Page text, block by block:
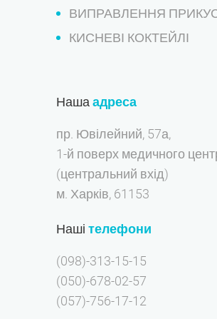
ВИПРАВЛЕННЯ
КИСНЕВІ КОКТЕЙЛІ
Наша адреса
пр. Ювілейний, 57а,
1-й поверх медичного
(центральний вхід)
м. Харків, 61153
Наші телефони
(098)-313-15-15
(050)-678-02-57
(057)-756-17-12